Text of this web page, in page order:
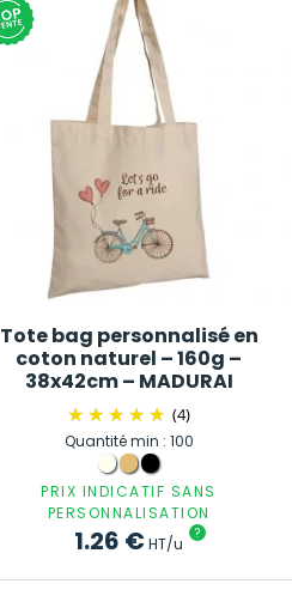
Tote bag personnalisé en
coton naturel – 160g –
38x42cm – MADURAI
(4)
Quantité min : 100
PRIX INDICATIF SANS
PERSONNALISATION
1.26 €HT/u
?